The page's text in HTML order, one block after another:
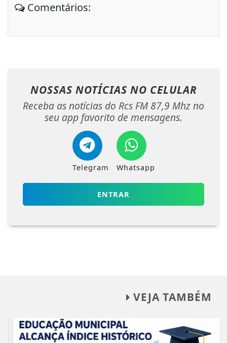
Comentários:
NOSSAS NOTÍCIAS NO CELULAR
Receba as notícias do Rcs FM 87,9 Mhz no
seu app favorito de mensagens.
Telegram Whatsapp
ENTRAR
VEJA TAMBÉM